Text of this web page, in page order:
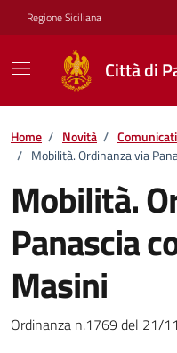
Vai ai contenuti
Vai al footer
Regione Siciliana
Città di
Home / Novità / Comunicati
/ Mobilità. Ordinanza via
Mobilità.
Panascia
Masini
Dettagli della
Ordinanza n.1769 del 21/